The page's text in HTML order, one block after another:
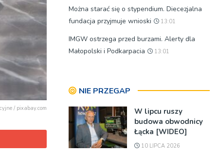
/ pixabay.com
Można starać się o stypendium. Diecezjalna
fundacja przyjmuje wnioski
13:01
IMGW ostrzega przed burzami. Alerty dla
Małopolski i Podkarpacia
13:01
NIE PRZEGAP
W lipcu ruszy
budowa obwodnicy
Łącka [WIDEO]
10 LIPCA 2026